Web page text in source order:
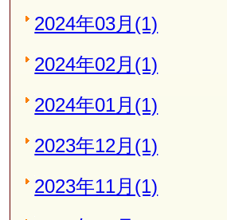
2024年03月(1)
2024年02月(1)
2024年01月(1)
2023年12月(1)
2023年11月(1)